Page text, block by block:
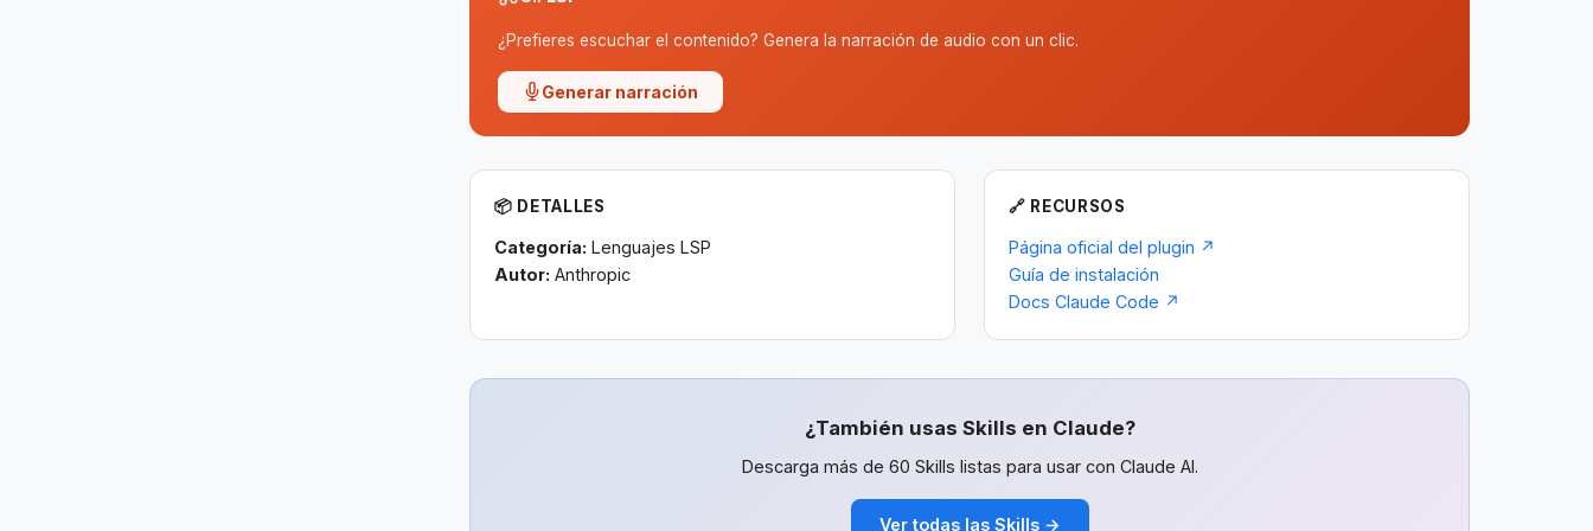
¿Prefieres escuchar el contenido? Genera la narración de audio con un clic.
Generar narración
📦 DETALLES
Categoría: Lenguajes LSP
Autor: Anthropic
🔗 RECURSOS
Página oficial del plugin ↗
Guía de instalación
Docs Claude Code ↗
¿También usas Skills en Claude?
Descarga más de 60 Skills listas para usar con Claude AI.
Ver todas las Skills →